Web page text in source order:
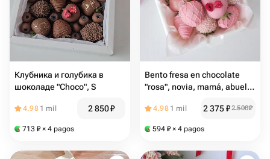
Клубника и голубика в
шоколаде "Choco", S
4.98 1 mil 2 850₽
713 ₽ × 4 pagos
Bento fresa en chocolate
"rosa", novia, mamá, abuela,
4.98 1 mil 2 375₽2 500₽
594 ₽ × 4 pagos